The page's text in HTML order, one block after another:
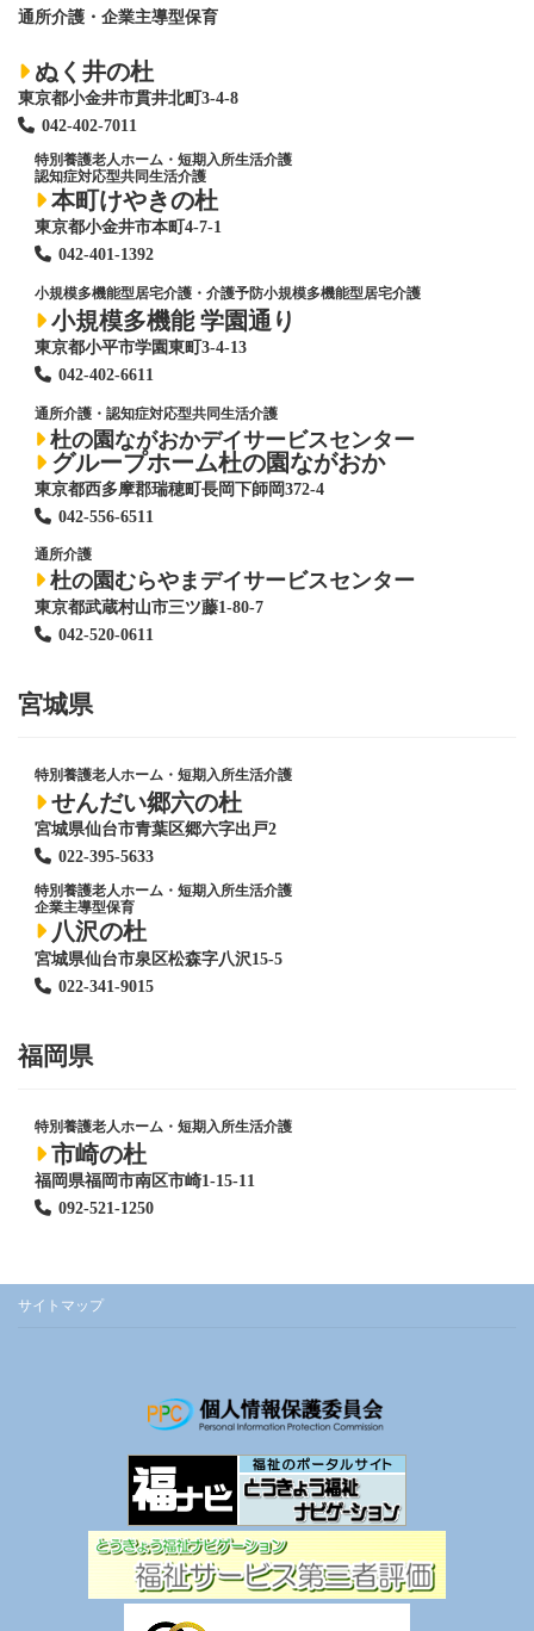
通所介護・企業主導型保育
ぬく井の杜
東京都小金井市貫井北町3-4-8
042-402-7011
特別養護老人ホーム ・短期入所生活介護
認知症対応型共同生活介護
本町けやきの杜
東京都小金井市本町4-7-1
042-401-1392
小規模多機能型居宅介護・介護予防小規模多機能型居宅介護
小規模多機能 学園通り
東京都小平市学園東町3-4-13
042-402-6611
通所介護・認知症対応型共同生活介護
杜の園ながおかデイサービスセンター
グループホーム杜の園ながおか
東京都西多摩郡瑞穂町長岡下師岡372-4
042-556-6511
通所介護
杜の園むらやまデイサービスセンター
東京都武蔵村山市三ツ藤1-80-7
042-520-0611
宮城県
特別養護老人ホーム ・短期入所生活介護
せんだい郷六の杜
宮城県仙台市青葉区郷六字出戸2
022-395-5633
特別養護老人ホーム ・短期入所生活介護
企業主導型保育
八沢の杜
宮城県仙台市泉区松森字八沢15-5
022-341-9015
福岡県
特別養護老人ホーム ・短期入所生活介護
市崎の杜
福岡県福岡市南区市崎1-15-11
092-521-1250
サイトマップ